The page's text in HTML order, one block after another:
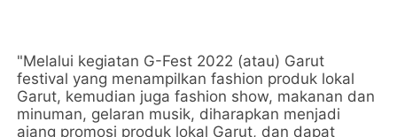
"Melalui kegiatan G-Fest 2022 (atau) Garut
festival yang menampilkan fashion produk lokal
Garut, kemudian juga fashion show, makanan dan
minuman, gelaran musik, diharapkan menjadi
ajang promosi produk lokal Garut, dan dapat